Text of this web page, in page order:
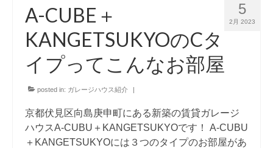
5
2月 2023
A-CUBE＋
KANGETSUKYOのCタ
イプってこんなお部屋
posted in: ガレージハウス紹介 |
京都伏見区向島庚申町にある新築の賃貸ガレージ
ハウスA-CUBU＋KANGETSUKYOです！ A-CUBU
＋KANGETSUKYOには３つのタイプのお部屋があ